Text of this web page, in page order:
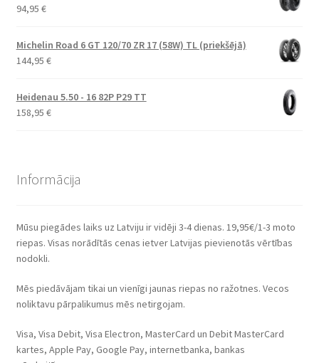
94,95 €
Michelin Road 6 GT 120/70 ZR 17 (58W) TL (priekšējā)
144,95 €
Heidenau 5.50 - 16 82P P29 TT
158,95 €
Informācija
Mūsu piegādes laiks uz Latviju ir vidēji 3-4 dienas. 19,95€/1-3 moto
riepas. Visas norādītās cenas ietver Latvijas pievienotās vērtības
nodokli.
Mēs piedāvājam tikai un vienīgi jaunas riepas no ražotnes. Vecos
noliktavu pārpalikumus mēs netirgojam.
Visa, Visa Debit, Visa Electron, MasterCard un Debit MasterCard
kartes, Apple Pay, Google Pay, internetbanka, bankas